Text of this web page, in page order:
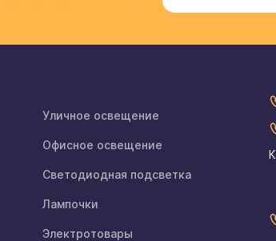
Уличное освещение
Офисное освещение
Светодиодная подсветка
Лампочки
Электротовары